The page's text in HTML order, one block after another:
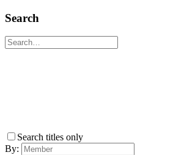
Search
Search titles only
By: